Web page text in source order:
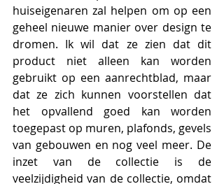
huiseigenaren zal helpen om op een
geheel nieuwe manier over design te
dromen. Ik wil dat ze zien dat dit
product niet alleen kan worden
gebruikt op een aanrechtblad, maar
dat ze zich kunnen voorstellen dat
het opvallend goed kan worden
toegepast op muren, plafonds, gevels
van gebouwen en nog veel meer. De
inzet van de collectie is de
veelzijdigheid van de collectie, omdat